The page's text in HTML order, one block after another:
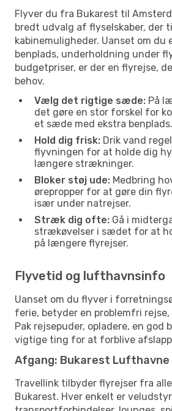
Flyver du fra Bukarest til
bredt udvalg af flyselskaber, der
kabinemuligheder. Uanset om du
benplads, underholdning under
budgetpriser, er der en flyrejse,
behov.
Vælg det rigtige sæde: På
det gøre en stor forskel for
et sæde med ekstra benplads.
Hold dig frisk: Drik vand
flyvningen for at holde dig
længere strækninger.
Bloker støj ude: Medbring
ørepropper for at gøre din
især under natrejser.
Stræk dig ofte: Gå i
strækøvelser i sædet for at
på længere flyrejser.
Flyvetid og lufthavnsinfo
Uanset om du flyver i
ferie, betyder en problemfri
Pak rejsepuder, opladere, en god
vigtige ting for at forblive
Afgang: Bukarest Lufthavne
Travellink tilbyder flyrejser fra
Bukarest. Hver enkelt er